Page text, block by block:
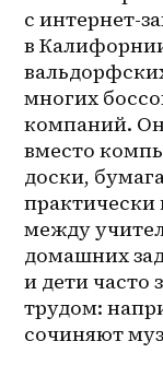
с интернет-
в
многих
компаний.
вместо
доски,
практически
между
домашних
и дети
трудом:
сочиняют